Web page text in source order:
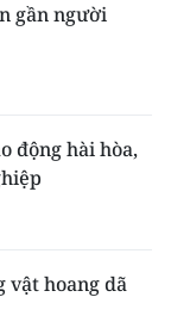
gần người
động hài hòa,
vật hoang dã